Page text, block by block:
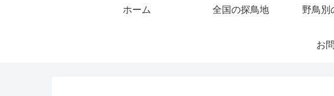
ホーム 全国の探鳥地 野鳥別
お